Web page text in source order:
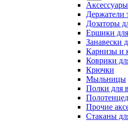
Держатели
Дозаторы
Ершики для
Занавески
Карнизы и
Коврики
Крючки
Мыльницы
Полки для
Прочие
Стаканы